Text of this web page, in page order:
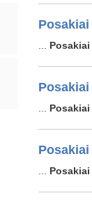
Posakiai
Posakiai
Posakiai
Posakiai
Posakiai
Posakiai